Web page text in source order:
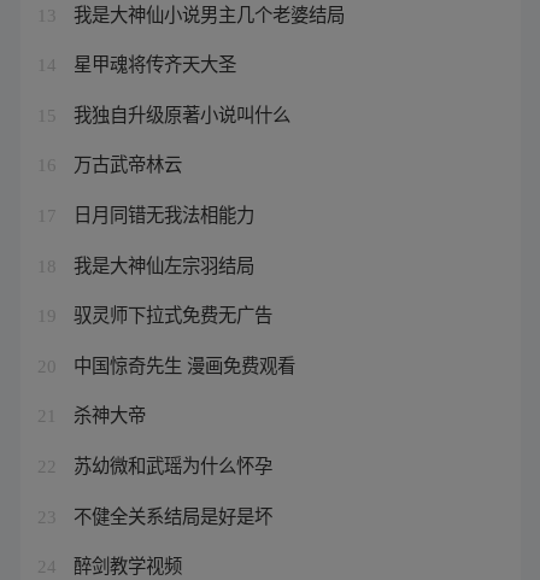
13 我是大神仙小说男主几个老婆结局
14 星甲魂将传齐天大圣
15 我独自升级原著小说叫什么
16 万古武帝林云
17 日月同错无我法相能力
18 我是大神仙左宗羽结局
19 驭灵师下拉式免费无广告
20 中国惊奇先生 漫画免费观看
21 杀神大帝
22 苏幼微和武瑶为什么怀孕
23 不健全关系结局是好是坏
24 醉剑教学视频